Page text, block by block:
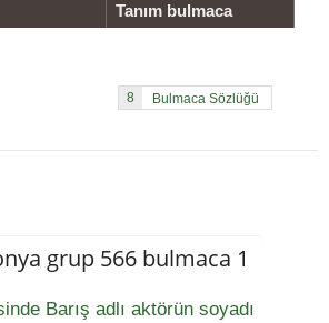
Tanım bulmaca
8
grup 566 bulmaca 1
Barış adlı aktörün soyadı